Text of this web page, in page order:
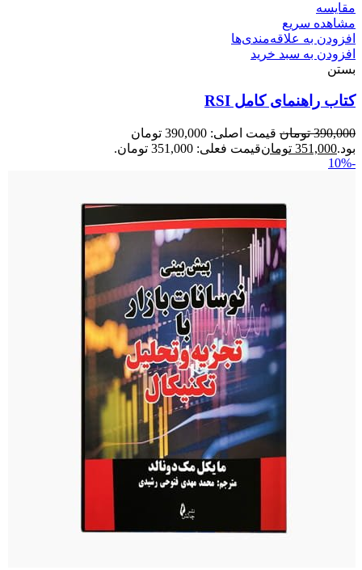
مقایسه
مشاهده سریع
افزودن به علاقه‌مندی‌ها
افزودن به سبد خرید
بستن
کتاب راهنمای کامل RSI
390,000 تومان
قیمت اصلی: 390,000 تومان
بود.351,000 تومانقیمت فعلی: 351,000 تومان.
-10%